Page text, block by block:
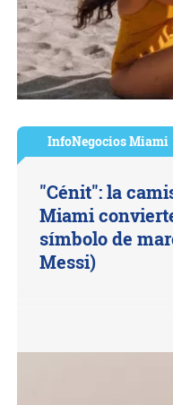
InfoNegocios Miami
"Cénit": la
Miami
símbolo de
Messi)